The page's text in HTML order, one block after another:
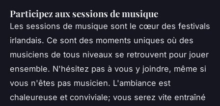
Participez aux sessions de musique
Les sessions de musique sont le cœur des festivals
irlandais. Ce sont des moments uniques où des
musiciens de tous niveaux se retrouvent pour jouer
ensemble. N'hésitez pas à vous y joindre, même si
vous n'êtes pas musicien. L'ambiance est
chaleureuse et conviviale; vous serez vite entraîné